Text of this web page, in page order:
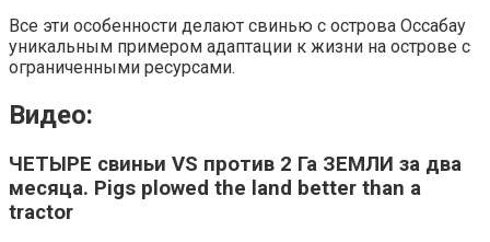
Все эти особенности делают свинью с острова Оссабау
уникальным примером адаптации к жизни на острове с
ограниченными ресурсами.
Видео:
ЧЕТЫРЕ свиньи VS против 2 Га ЗЕМЛИ за два
месяца. Pigs plowed the land better than a
tractor